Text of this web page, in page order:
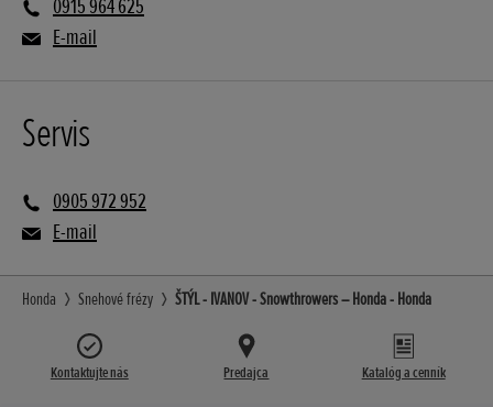
0915 964 625
E-mail
Servis
0905 972 952
E-mail
Honda Snehové frézy ŠTÝL - IVANOV - Snowthrowers – Honda - Honda
Kontaktujte nás Predajca Katalóg a cenník